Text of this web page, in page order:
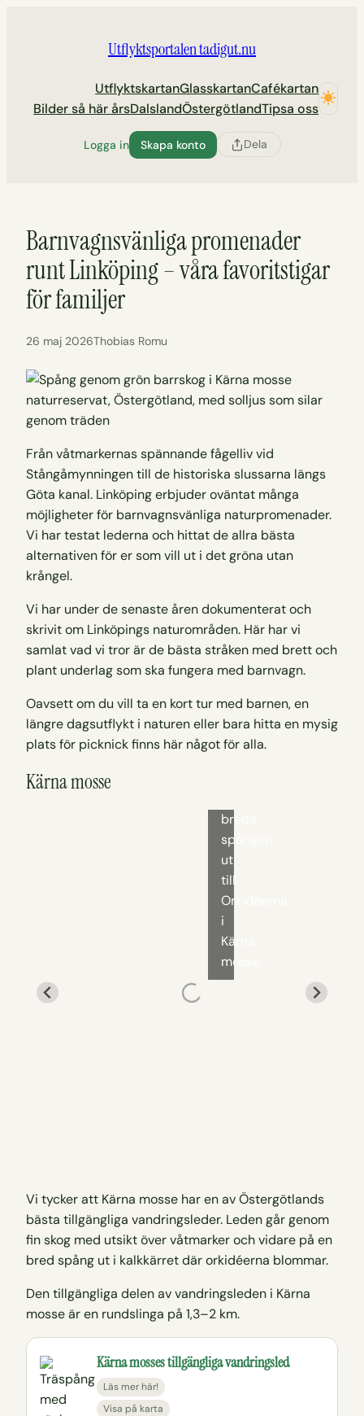
Utflyktsportalen tadigut.nu
UtflyktskartanGlasskartanCafékartan
Bilder så här årsDalslandÖstergötlandTipsa oss
Logga in Skapa konto Dela
Barnvagnsvänliga promenader
runt Linköping – våra favoritstigar
för familjer
26 maj 2026Thobias Romu
Från våtmarkernas spännande fågelliv vid
Stångåmynningen till de historiska slussarna längs
Göta kanal. Linköping erbjuder oväntat många
möjligheter för barnvagnsvänliga naturpromenader.
Vi har testat lederna och hittat de allra bästa
alternativen för er som vill ut i det gröna utan
krångel.
Vi har under de senaste åren dokumenterat och
skrivit om Linköpings naturområden. Här har vi
samlat vad vi tror är de bästa stråken med brett och
plant underlag som ska fungera med barnvagn.
Oavsett om du vill ta en kort tur med barnen, en
längre dagsutflykt i naturen eller bara hitta en mysig
plats för picknick finns här något för alla.
Kärna mosse
breda
spången
ut
till
Orkidéerna
i
Kärna
mosse.
Vi tycker att Kärna mosse har en av Östergötlands
bästa tillgängliga vandringsleder. Leden går genom
fin skog med utsikt över våtmarker och vidare på en
bred spång ut i kalkkärret där orkidéerna blommar.
Den tillgängliga delen av vandringsleden i Kärna
mosse är en rundslinga på 1,3–2 km.
Kärna mosses tillgängliga vandringsled
Läs mer här!
Visa på karta